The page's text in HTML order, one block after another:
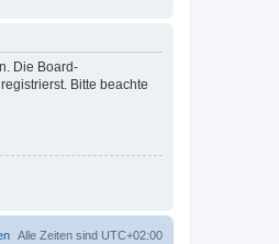
Die Board-
Bitte beachte
Alle Zeiten sind UTC+02:00